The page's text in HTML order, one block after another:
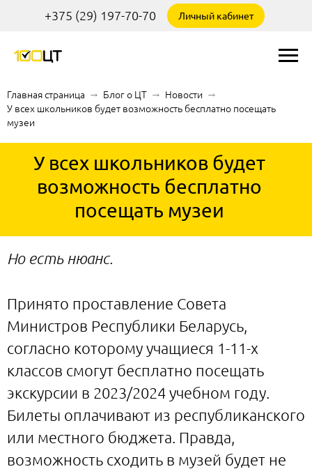
+375 (29) 197-70-70 Личный кабинет
Главная страница → Блог о ЦТ → Новости →
У всех школьников будет возможность бесплатно посещать
музеи
У всех школьников будет
возможность бесплатно
посещать музеи
Но есть нюанс.
Принято проставление Совета
Министров Республики Беларусь,
согласно которому учащиеся 1-11-х
классов смогут бесплатно посещать
экскурсии в 2023/2024 учебном году.
Билеты оплачивают из республиканского
или местного бюджета. Правда,
возможность сходить в музей будет не